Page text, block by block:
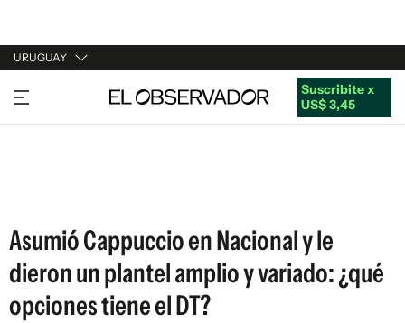
URUGUAY
URUGUAY
ARGENTINA
Suscribite x
US$ 3,45
Asumió Cappuccio en Nacional y le
dieron un plantel amplio y variado: ¿qué
opciones tiene el DT?